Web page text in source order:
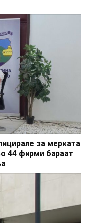
за мерката
44 фирми бараат